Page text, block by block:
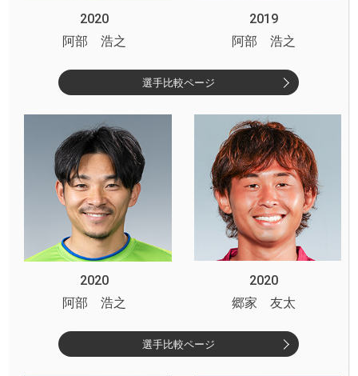
2020
2019
阿部 浩之
阿部 浩之
選手比較ページ
2020
2020
阿部 浩之
郷家 友太
選手比較ページ